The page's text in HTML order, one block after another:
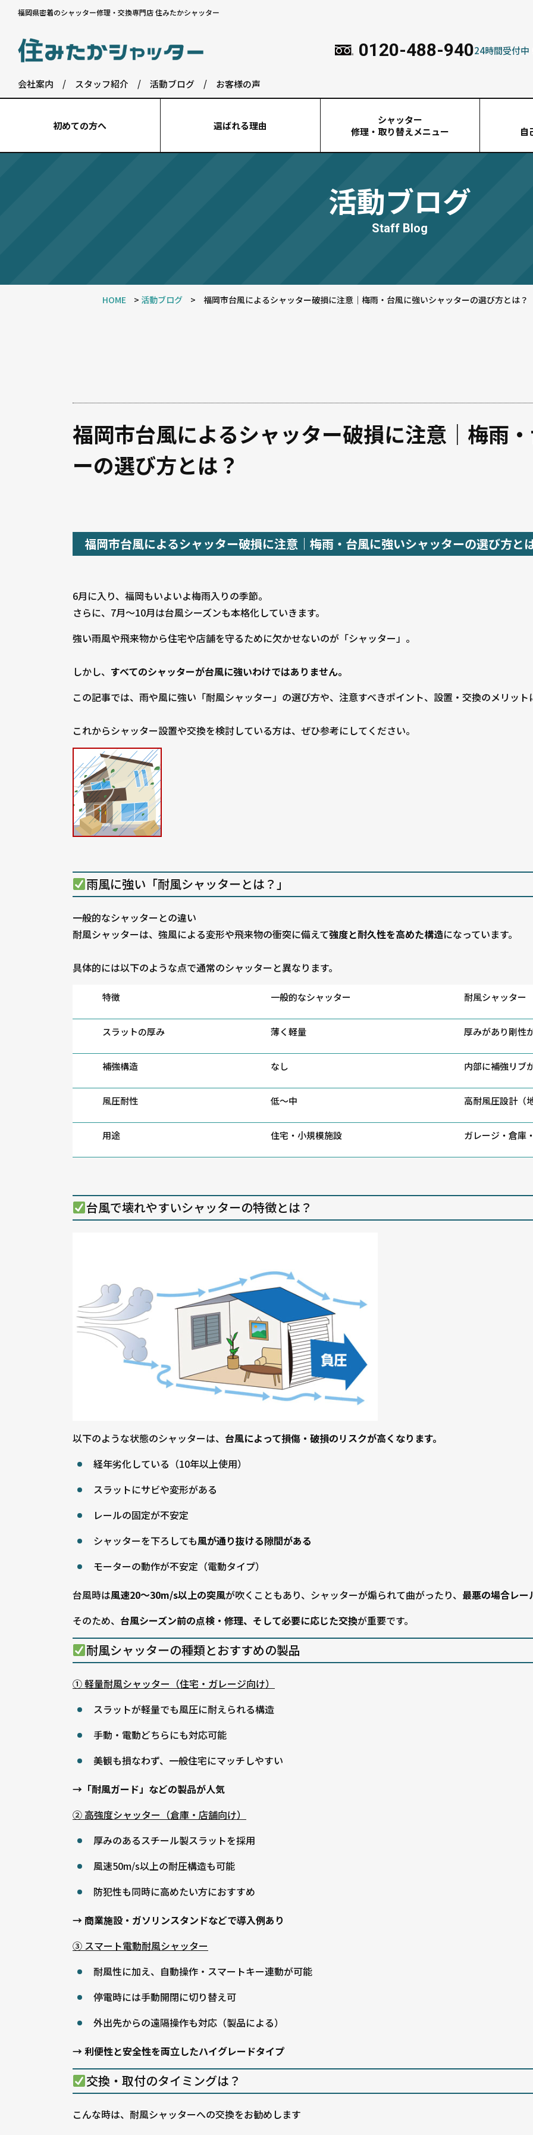
福岡県密着のシャッター修理・交換専門店 住みたかシャッター
0120-488-94024時間受付中
会社案内 / スタッフ紹介 / 活動ブログ / お客様の声
初めての⽅へ 選ばれる理由
シャッター
修理・取り替えメニュー
自
活動ブログ
Staff Blog
HOME > 活動ブログ > 福岡市台風によるシャッター破損に注意｜梅雨・台風に強いシャッターの選び方とは？
福岡市台風によるシャッター破損に注意｜梅雨
ーの選び方とは？
福岡市台風によるシャッター破損に注意｜梅雨・台風に強いシャッターの選び方と
6月に入り、福岡もいよいよ梅雨入りの季節。
さらに、7月〜10月は台風シーズンも本格化していきます。
強い雨風や飛来物から住宅や店舗を守るために欠かせないのが「シャッター」。
しかし、 すべてのシャッターが台風に強いわけではありません。
この記事では、雨や風に強い「耐風シャッター」の選び方や、注意すべきポイント、設置・交換のメリット
これからシャッター設置や交換を検討している方は、ぜひ参考にしてください。
雨風に強い「耐風シャッターとは？」
一般的なシャッターとの違い
耐風シャッターは、強風による変形や飛来物の衝突に備えて強度と耐久性を高めた構造になっています。
具体的には以下のような点で通常のシャッターと異なります。
特徴 一般的なシャッター 耐風シャッター
スラットの厚み 薄く軽量 厚みがあり剛性
補強構造 なし 内部に補強リブ
風圧耐性 低〜中 高耐風圧設計（
用途 住宅・小規模施設 ガレージ・倉庫
台風で壊れやすいシャッターの特徴とは？
以下のような状態のシャッターは、 台風によって損傷・破損のリスクが高くなります。
経年劣化している（10年以上使用）
スラットにサビや変形がある
レールの固定が不安定
シャッターを下ろしても風が通り抜ける隙間がある
モーターの動作が不安定（電動タイプ）
台風時は風速20〜30m/s以上の突風が吹くこともあり、シャッターが煽られて曲がったり、 最悪の場合レー
そのため、 台風シーズン前の点検・修理、そして必要に応じた交換が重要です。
耐風シャッターの種類とおすすめの製品
① 軽量耐風シャッター（住宅・ガレージ向け）
スラットが軽量でも風圧に耐えられる構造
手動・電動どちらにも対応可能
美観も損なわず、一般住宅にマッチしやすい
→「耐風ガード」などの製品が人気
② 高強度シャッター（倉庫・店舗向け）
厚みのあるスチール製スラットを採用
風速50m/s以上の耐圧構造も可能
防犯性も同時に高めたい方におすすめ
→ 商業施設・ガソリンスタンドなどで導入例あり
③ スマート電動耐風シャッター
耐風性に加え、自動操作・スマートキー連動が可能
停電時には手動開閉に切り替え可
外出先からの遠隔操作も対応（製品による）
→ 利便性と安全性を両立したハイグレードタイプ
交換・取付のタイミングは？
こんな時は、耐風シャッターへの交換をお勧めします